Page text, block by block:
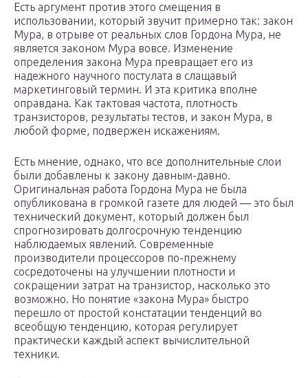
Есть аргумент против этого смещения в
использовании, который звучит примерно так: закон
Мура, в отрыве от реальных слов Гордона Мура, не
является законом Мура вовсе. Изменение
определения закона Мура превращает его из
надежного научного постулата в слащавый
маркетинговый термин. И эта критика вполне
оправдана. Как тактовая частота, плотность
транзисторов, результаты тестов, и закон Мура, в
любой форме, подвержен искажениям.
Есть мнение, однако, что все дополнительные слои
были добавлены к закону давным-давно.
Оригинальная работа Гордона Мура не была
опубликована в громкой газете для людей — это был
технический документ, который должен был
спрогнозировать долгосрочную тенденцию
наблюдаемых явлений. Современные
производители процессоров по-прежнему
сосредоточены на улучшении плотности и
сокращении затрат на транзистор, насколько это
возможно. Но понятие «закона Мура» быстро
перешло от простой констатации тенденций во
всеобщую тенденцию, которая регулирует
практически каждый аспект вычислительной
техники.